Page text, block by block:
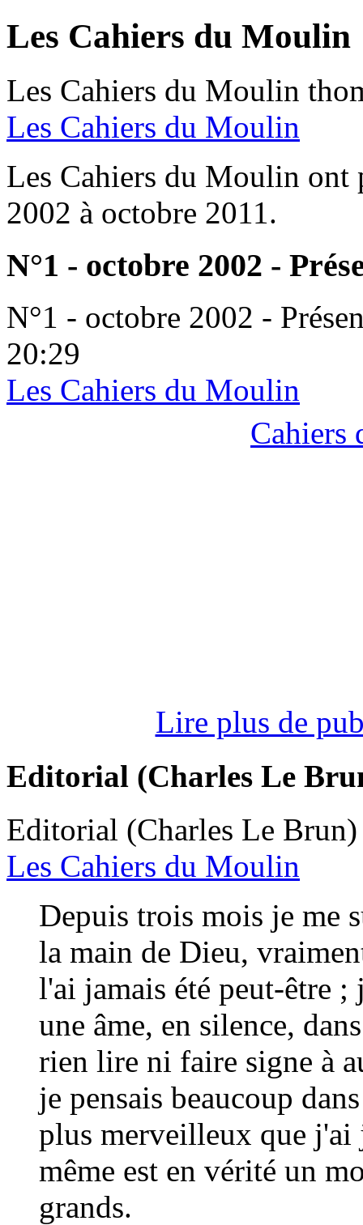
Les Cahiers du Moulin
Les Cahiers du Moulin
Les Cahiers du Moulin
Les Cahiers du Moulin ont
2002 à octobre 2011.
N°1 - octobre 2002 -
N°1 - octobre 2002 -
20:29
Les Cahiers du Moulin
Cahiers
Lire plus de
Editorial (Charles Le
Editorial (Charles Le Brun)
Les Cahiers du Moulin
Depuis trois mois je me
la main de Dieu,
l'ai jamais été peut-être ;
une âme, en silence,
rien lire ni faire signe à
je pensais beaucoup
plus merveilleux que
même est en vérité un
grands.